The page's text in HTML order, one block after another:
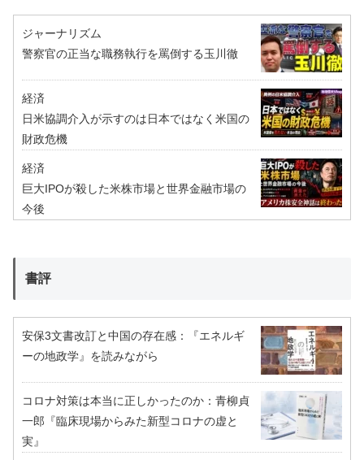
ジャーナリズム
警察官の正当な職務執行を罵倒する玉川徹
経済
日米協調介入が示すのは日本ではなく米国の
財政危機
経済
巨大IPOが殺した米株市場と世界金融市場の
今後
書評
安保3文書改訂と中国の存在感：『エネルギ
ーの地政学』を読みながら
コロナ対策は本当に正しかったのか：青柳貞
一郎『臨床現場からみた新型コロナの虚と
実』